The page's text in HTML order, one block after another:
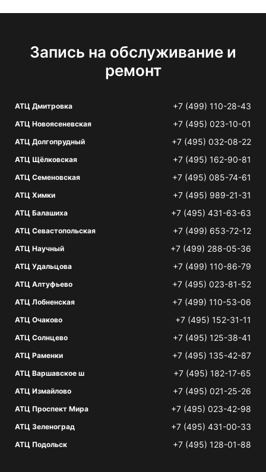
Запись на обслуживание и
ремонт
АТЦ Дмитровка +7 (499) 110-28-43
АТЦ Новоясеневская +7 (495) 023-10-01
АТЦ Долгопрудный +7 (495) 032-08-22
АТЦ Щёлковская +7 (495) 162-90-81
АТЦ Семеновская +7 (495) 085-74-61
АТЦ Химки +7 (495) 989-21-31
АТЦ Балашиха +7 (495) 431-63-63
АТЦ Севастопольская +7 (499) 653-72-12
АТЦ Научный +7 (499) 288-05-36
АТЦ Удальцова +7 (499) 110-86-79
АТЦ Алтуфьево +7 (495) 023-81-52
АТЦ Лобненская +7 (499) 110-53-06
АТЦ Очаково +7 (495) 152-31-11
АТЦ Солнцево +7 (495) 125-38-41
АТЦ Раменки +7 (495) 135-42-87
АТЦ Варшавское ш +7 (495) 182-17-65
АТЦ Измайлово +7 (495) 021-25-26
АТЦ Проспект Мира +7 (495) 023-42-98
АТЦ Зеленоград +7 (495) 431-00-33
АТЦ Подольск +7 (495) 128-01-88